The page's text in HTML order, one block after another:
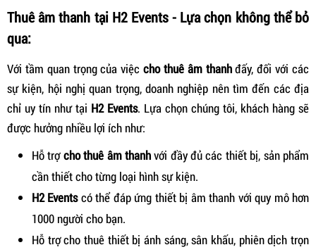
Thuê âm thanh tại H2 Events - Lựa chọn không thể bỏ
qua:
Với tầm quan trọng của việccho thuê âm thanhđấy, đối với các
sự kiện, hội nghị quan trọng, doanh nghiệp nên tìm đến các địa
chỉ uy tín như tại H2 Events. Lựa chọn chúng tôi, khách hàng sẽ
được hưởng nhiều lợi ích như:
Hỗ trợcho thuê âm thanhvới đầy đủ các thiết bị, sản phẩm
cần thiết cho từng loại hình sự kiện.
H2 Eventscó thể đáp ứng thiết bị âm thanh với quy mô hơn
1000 người cho bạn.
Hỗ trợ cho thuê thiết bị ánh sáng, sân khấu, phiên dịch trọn